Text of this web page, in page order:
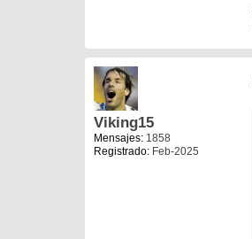
Viking15
Mensajes: 1858
Registrado: Feb-2025